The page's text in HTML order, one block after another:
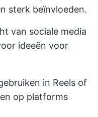
sterk beïnvloeden.
van sociale media
ideeën voor
in Reels of
op platforms